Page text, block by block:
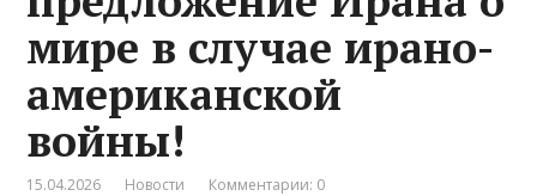
мире в случае ирано-
американской
войны!
15.04.2026 Новости Комментарии: 0